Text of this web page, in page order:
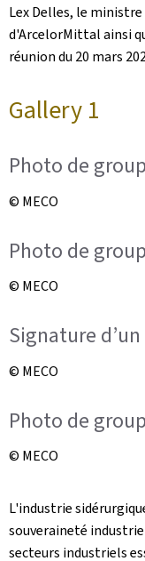
Lex Delles, le
d'ArcelorMittal ainsi
réunion du 20 mars
Gallery 1
Photo de
© MECO
Photo de
© MECO
Signature
© MECO
Photo de
© MECO
L'industrie
souveraineté
secteurs industriels